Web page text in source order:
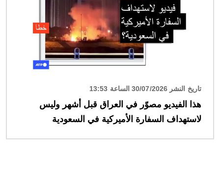
تاريخ النشر 30/07/2026 الساعة 13:53
هذا الفيديو مصوّر في العراق قبل أشهر وليس
لاستهداف السفارة الأميركية في السعودية